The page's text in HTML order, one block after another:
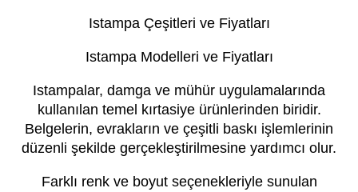
Istampa Çeşitleri ve Fiyatları
Istampa Modelleri ve Fiyatları
Istampalar, damga ve mühür uygulamalarında
kullanılan temel kırtasiye ürünlerinden biridir.
Belgelerin, evrakların ve çeşitli baskı işlemlerinin
düzenli şekilde gerçekleştirilmesine yardımcı olur.
Farklı renk ve boyut seçenekleriyle sunulan